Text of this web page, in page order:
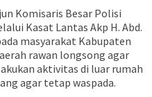
Komisaris Besar Polisi
Kasat Lantas Akp H. Abd.
masyarakat Kabupaten
rawan longsong agar
aktivitas di luar rumah
agar tetap waspada.